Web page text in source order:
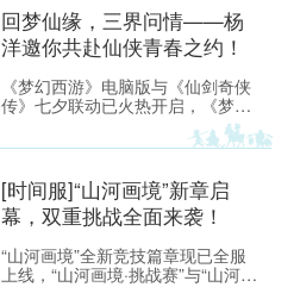
增丰厚实物周边奖励，各位少侠将
有机会赢取涂山瞳大手办、青花瓷
鬼将手办等典藏好礼，让画境之内
礼遇。
回梦仙缘，三界问情——杨
洋邀你共赴仙侠青春之约！
《梦幻西游》电脑版与《仙剑奇侠
传》七夕联动已火热开启，《梦幻
西游》电脑版代言人杨洋出镜拍摄
的联动主题视频也已在全网同步上
串联起两大IP跨越时光的共同记
忆，精准戳中无数玩家的成长共
鸣。
[时间服]“山河画境”新章启
幕，双重挑战全面来袭！
“山河画境”全新竞技篇章现已全服
上线，“山河画境·挑战赛”与“山河画